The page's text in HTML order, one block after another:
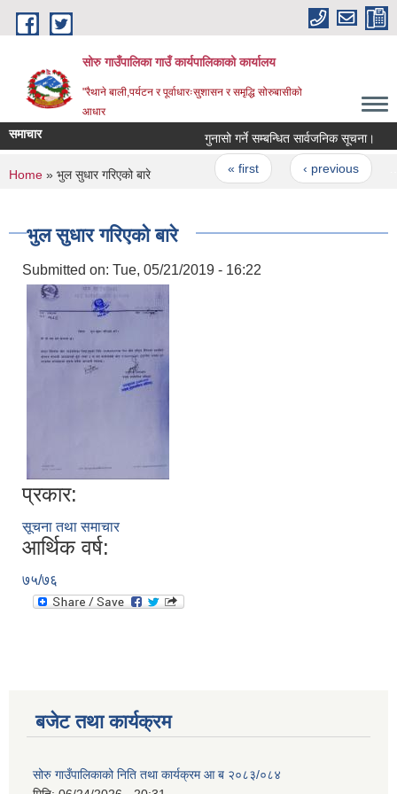
Skip to main content
सोरु गाउँपालिका गाउँ कार्यपालिकाको कार्यालय
"रैथाने बाली,पर्यटन र पूर्वाधारःसुशासन र समृद्धि सोरुबासीको
आधार
समाचार गुनासो गर्ने सम्बन्धित सार्वजनिक सूचना।
Pages
« first ‹ previous
You are here
Home » भुल सुधार गरिएको बारे
भुल सुधार गरिएको बारे
Submitted on: Tue, 05/21/2019 - 16:22
प्रकार:
सूचना तथा समाचार
आर्थिक वर्ष:
७५/७६
बजेट तथा कार्यक्रम
सोरु गाउँपालिकाको निति तथा कार्यक्रम आ ब २०८३/०८४